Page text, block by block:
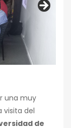
una muy
visita del
de